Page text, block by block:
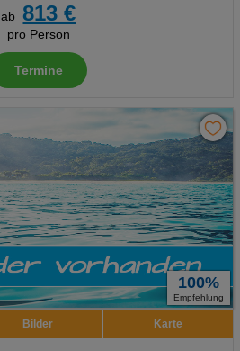
ab
813 €
pro Person
Termine
100%
Empfehlung
Bilder Karte